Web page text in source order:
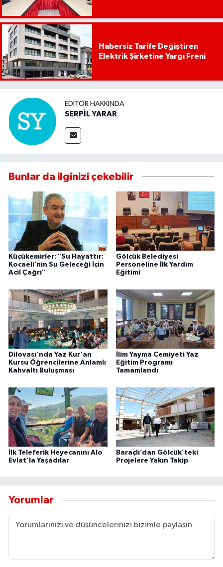
Habersiz Tarife Değiştiren
Elektrik Şirketine Yargı Freni
EDITÖR HAKKINDA
SERPİL YARAR
Bunlar da ilginizi çekebilir
Küçükemirler: "Su Hayattır:
Kocaeli’nin Su Geleceği İçin
Acil Çağrı"
Gölcük Belediyesi
Personeline İlk Yardım
Eğitimi
Dilovası'nda Yaz Kur'an
Kursu Öğrencilerine Anlamlı
Kahvaltı Buluşması
İlim Yayma Cemiyeti Yaz
Eğitim Programı
Tamamlandı
İlk Teleferik Heyecanını Alo
Evlat’la Yaşadılar
Baraçlı’dan Gölcük’teki
Projelere Yakın Takip
Yorumlar